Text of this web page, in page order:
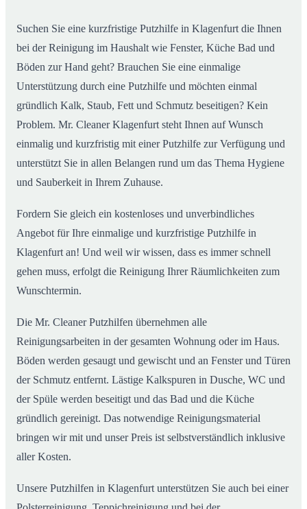
Suchen Sie eine kurzfristige Putzhilfe in Klagenfurt die Ihnen
bei der Reinigung im Haushalt wie Fenster, Küche Bad und
Böden zur Hand geht? Brauchen Sie eine einmalige
Unterstützung durch eine Putzhilfe und möchten einmal
gründlich Kalk, Staub, Fett und Schmutz beseitigen? Kein
Problem. Mr. Cleaner Klagenfurt steht Ihnen auf Wunsch
einmalig und kurzfristig mit einer Putzhilfe zur Verfügung und
unterstützt Sie in allen Belangen rund um das Thema Hygiene
und Sauberkeit in Ihrem Zuhause.
Fordern Sie gleich ein kostenloses und unverbindliches
Angebot für Ihre einmalige und kurzfristige Putzhilfe in
Klagenfurt an! Und weil wir wissen, dass es immer schnell
gehen muss, erfolgt die Reinigung Ihrer Räumlichkeiten zum
Wunschtermin.
Die Mr. Cleaner Putzhilfen übernehmen alle
Reinigungsarbeiten in der gesamten Wohnung oder im Haus.
Böden werden gesaugt und gewischt und an Fenster und Türen
der Schmutz entfernt. Lästige Kalkspuren in Dusche, WC und
der Spüle werden beseitigt und das Bad und die Küche
gründlich gereinigt. Das notwendige Reinigungsmaterial
bringen wir mit und unser Preis ist selbstverständlich inklusive
aller Kosten.
Unsere Putzhilfen in Klagenfurt unterstützen Sie auch bei einer